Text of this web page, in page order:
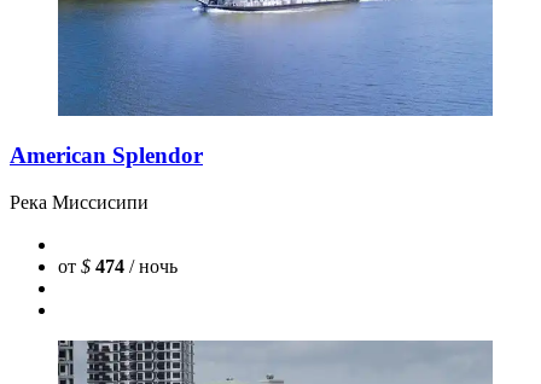
American Splendor
Река Миссисипи
от $ 474 / ночь